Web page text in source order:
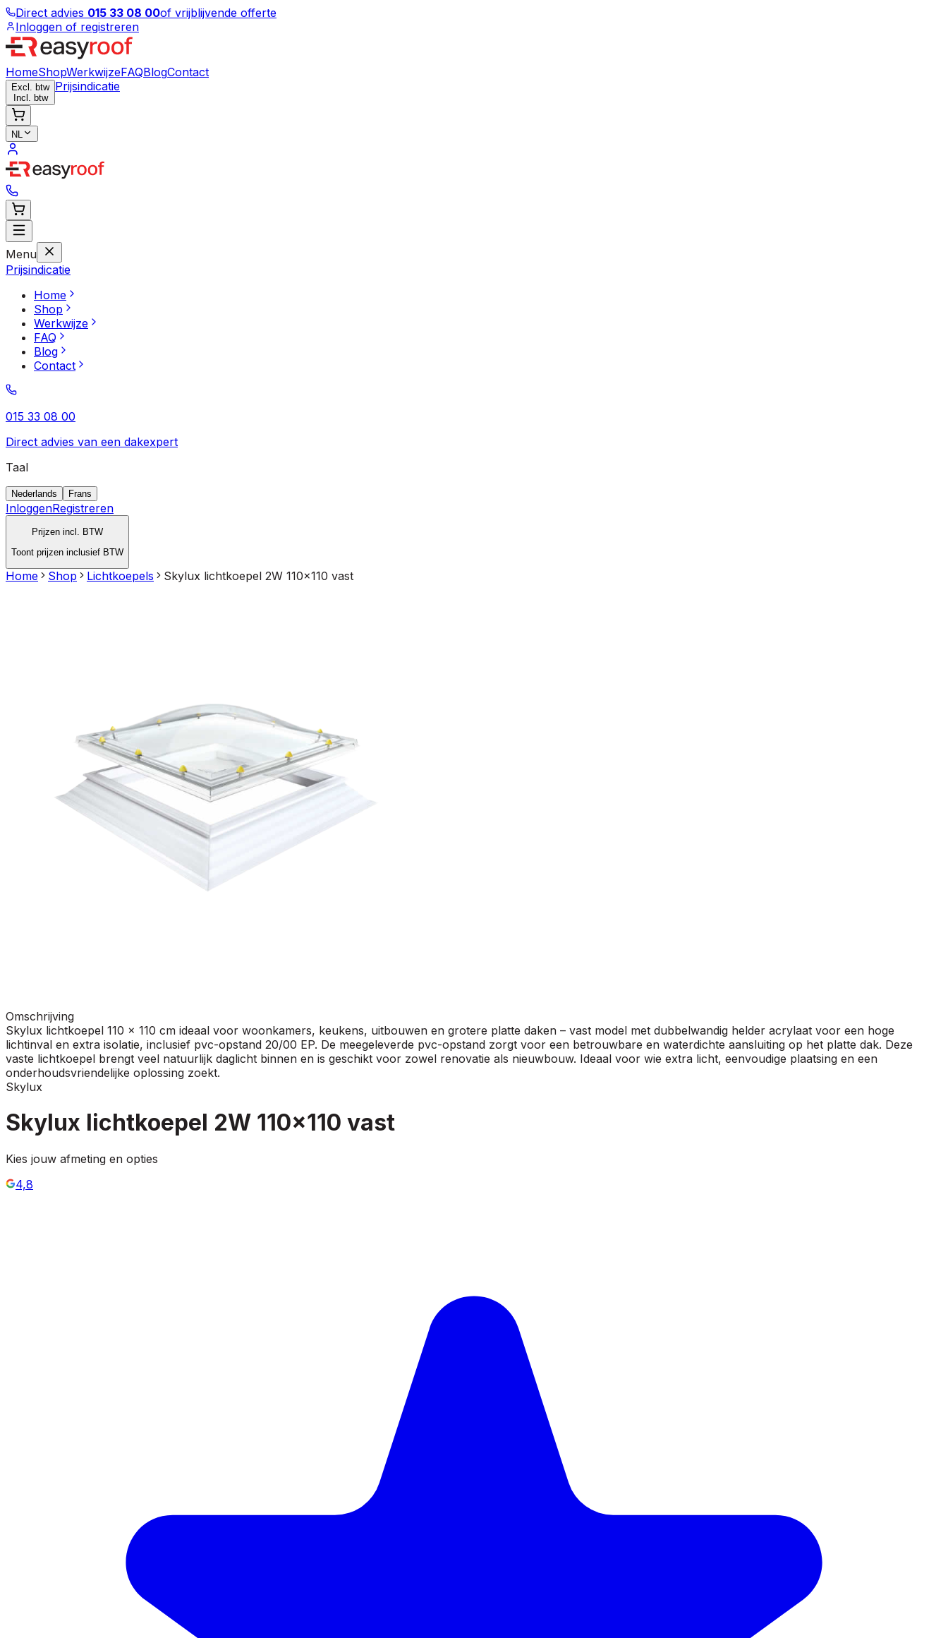
Direct advies 015 33 08 00of vrijblijvende offerte
Inloggen of registreren
HomeShopWerkwijzeFAQBlogContact
Excl. btw
Incl. btw
Prijsindicatie
NL
Menu
Prijsindicatie
Home
Shop
Werkwijze
FAQ
Blog
Contact
015 33 08 00
Direct advies van een dakexpert
Taal
Nederlands Frans
InloggenRegistreren
Prijzen incl. BTW
Toont prijzen inclusief BTW
Home Shop Lichtkoepels Skylux lichtkoepel 2W 110x110 vast
Omschrijving
Skylux lichtkoepel 110 x 110 cm ideaal voor woonkamers, keukens, uitbouwen en grotere platte daken – vast model met dubbelwandig helder acrylaat voor een hoge
lichtinval en extra isolatie, inclusief pvc-opstand 20/00 EP. De meegeleverde pvc-opstand zorgt voor een betrouwbare en waterdichte aansluiting op het platte dak. Deze
vaste lichtkoepel brengt veel natuurlijk daglicht binnen en is geschikt voor zowel renovatie als nieuwbouw. Ideaal voor wie extra licht, eenvoudige plaatsing en een
onderhoudsvriendelijke oplossing zoekt.
Skylux
Skylux lichtkoepel 2W 110x110 vast
Kies jouw afmeting en opties
4,8